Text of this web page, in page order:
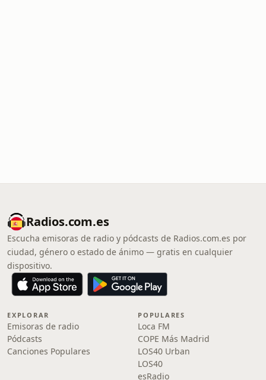
Radios.com.es
Escucha emisoras de radio y pódcasts de Radios.com.es por
ciudad, género o estado de ánimo — gratis en cualquier
dispositivo.
EXPLORAR
Emisoras de radio
Pódcasts
Canciones Populares
POPULARES
Loca FM
COPE Más Madrid
LOS40 Urban
LOS40
esRadio